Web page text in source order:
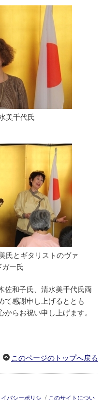
美千代氏
氏とギタリストのヴァ
ガー氏
和子氏、清水美千代氏両
て感謝申し上げるととも
らお祝い申し上げます。
このページのトップへ戻る
イバシーポリシ / このサイトについ